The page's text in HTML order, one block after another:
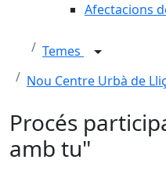
Afectacions
Temes
Nou Centre Urbà de
Procés
amb tu"